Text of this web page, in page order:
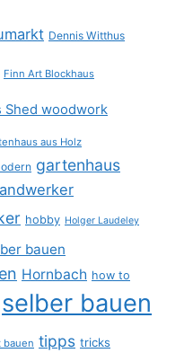
Dennis Witthus
Finn Art Blockhaus
Shed woodwork
aus Holz
gartenhaus
hobby Holger Laudeley
bauen
Hornbach how to
selber bauen
bauen tipps tricks